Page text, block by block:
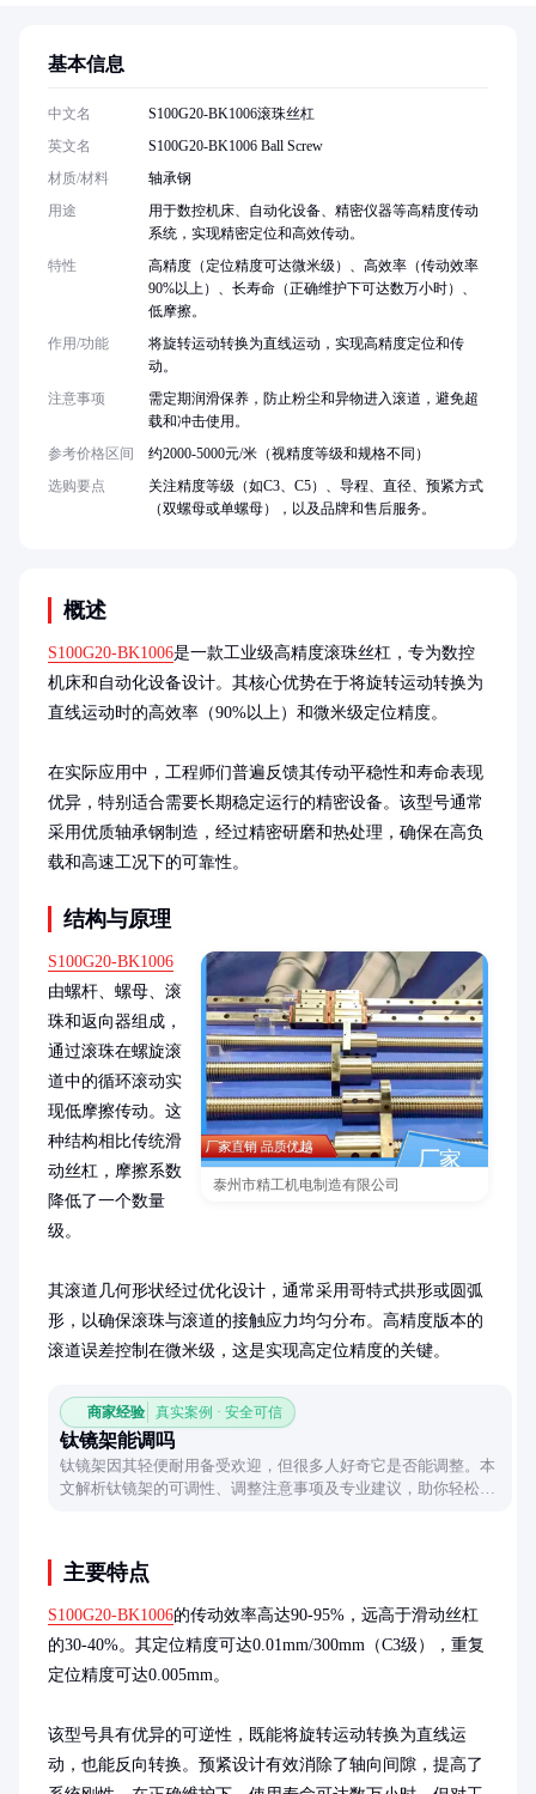
概述
S100G20-BK1006是一款工业级高精度滚珠丝杠，专为数控
机床和自动化设备设计。其核心优势在于将旋转运动转换为
直线运动时的高效率（90%以上）和微米级定位精度。
在实际应用中，工程师们普遍反馈其传动平稳性和寿命表现
优异，特别适合需要长期稳定运行的精密设备。该型号通常
采用优质轴承钢制造，经过精密研磨和热处理，确保在高负
载和高速工况下的可靠性。
结构与原理
泰州市精工机电制造有限公司
S100G20-BK1006
由螺杆、螺母、滚
珠和返向器组成，
通过滚珠在螺旋滚
道中的循环滚动实
现低摩擦传动。这
种结构相比传统滑
动丝杠，摩擦系数
降低了一个数量
级。
其滚道几何形状经过优化设计，通常采用哥特式拱形或圆弧
形，以确保滚珠与滚道的接触应力均匀分布。高精度版本的
滚道误差控制在微米级，这是实现高定位精度的关键。
商家经验 真实案例 · 安全可信
钛镜架能调吗
钛镜架因其轻便耐用备受欢迎，但很多人好奇它是否能调整。本
文解析钛镜架的可调性、调整注意事项及专业建议，助你轻松驾
主要特点
S100G20-BK1006的传动效率高达90-95%，远高于滑动丝杠
的30-40%。其定位精度可达0.01mm/300mm（C3级），重复
定位精度可达0.005mm。
该型号具有优异的可逆性，既能将旋转运动转换为直线运
动，也能反向转换。预紧设计有效消除了轴向间隙，提高了
基本信息
中文名
S100G20-BK1006滚珠丝杠
英文名
S100G20-BK1006 Ball Screw
材质/材料
轴承钢
用途
用于数控机床、自动化设备、精密仪器等高精度传动
系统，实现精密定位和高效传动。
特性
高精度（定位精度可达微米级）、高效率（传动效率
90%以上）、长寿命（正确维护下可达数万小时）、
低摩擦。
作用/功能
将旋转运动转换为直线运动，实现高精度定位和传
动。
注意事项
需定期润滑保养，防止粉尘和异物进入滚道，避免超
载和冲击使用。
参考价格区间
约2000-5000元/米（视精度等级和规格不同）
选购要点
关注精度等级（如C3、C5）、导程、直径、预紧方式
（双螺母或单螺母），以及品牌和售后服务。